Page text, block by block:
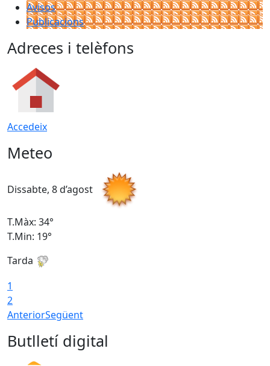
Avisos
Publicacions
Adreces i telèfons
Accedeix
Meteo
Dissabte, 8 d’agost
T.Màx: 34°
T.Min: 19°
Tarda
1
2
AnteriorSegüent
Butlletí digital